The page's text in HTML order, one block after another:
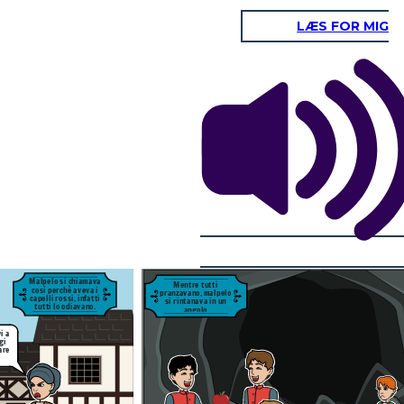
tenevano solo per
carità, perchè suo
quella stessa cava
in quella cava,
LÆS FOR MIG
Malpelo si chiamava
così perchè aveva i
capelli rossi, infatti
tutti lo odiavano.
a
Mentre tutti
pranzavano, malpelo
si rintanava in un
angolo